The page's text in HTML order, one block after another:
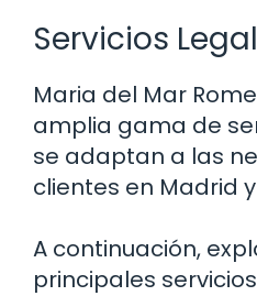
Servicios
Maria del Mar
amplia gama de
se adaptan a las
clientes en Madrid
A continuación,
principales